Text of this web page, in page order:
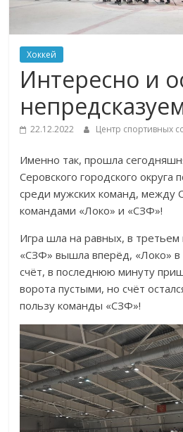
Хоккей
Интересно и
22.12.2022 Центр спортивных
Именно так, прошла
Серовского городского округа
среди мужских команд, между
командами «Локо» и «СЗФ»!
Игра шла на равных, в
«СЗФ» вышла вперёд, «Локо»
счёт, в последнюю минуту
ворота пустыми, но счёт
пользу команды «СЗФ»!